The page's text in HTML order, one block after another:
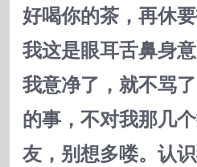
好喝你的茶，再休
我这是眼耳舌鼻身
我意净了，就不骂
的事，不对我那几
友，别想多喽。认